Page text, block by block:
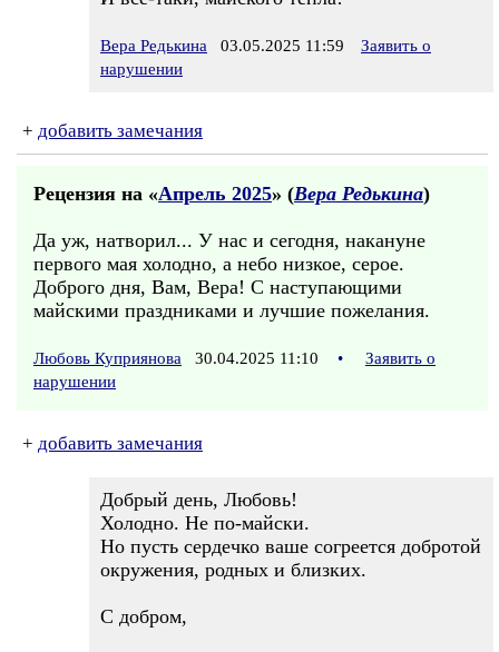
Вера Редькина 03.05.2025 11:59
Заявить о
нарушении
+ добавить замечания
Рецензия на «Апрель 2025» (Вера Редькина)
Да уж, натворил... У нас и сегодня, накануне
первого мая холодно, а небо низкое, серое.
Доброго дня, Вам, Вера! С наступающими
майскими праздниками и лучшие пожелания.
Любовь Куприянова 30.04.2025 11:10 •
Заявить о
нарушении
+ добавить замечания
Добрый день, Любовь!
Холодно. Не по-майски.
Но пусть сердечко ваше согреется добротой
окружения, родных и близких.
С добром,